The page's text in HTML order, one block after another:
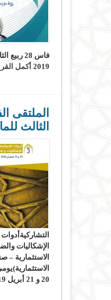
2019 أكمل
الملتقى
الثالث
الإشكاليات
الاستثمارية –
20 و 21 أبريل 2019